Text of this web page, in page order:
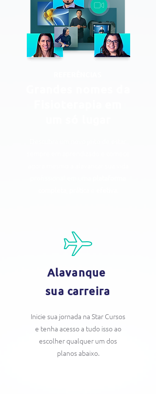
Alavanque
sua carreira
Inicie sua jornada na Star Cursos
e tenha acesso a tudo isso ao
escolher qualquer um dos
planos abaixo.